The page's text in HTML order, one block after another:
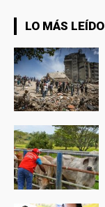
LO MÁS LEÍDO